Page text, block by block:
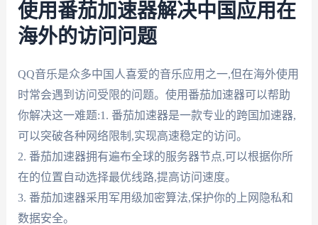
使用番茄加速器解决中国应用在
海外的访问问题
QQ音乐是众多中国人喜爱的音乐应用之一,但在海外使用
时常会遇到访问受限的问题。使用番茄加速器可以帮助
你解决这一难题:1. 番茄加速器是一款专业的跨国加速器,
可以突破各种网络限制,实现高速稳定的访问。
2. 番茄加速器拥有遍布全球的服务器节点,可以根据你所
在的位置自动选择最优线路,提高访问速度。
3. 番茄加速器采用军用级加密算法,保护你的上网隐私和
数据安全。